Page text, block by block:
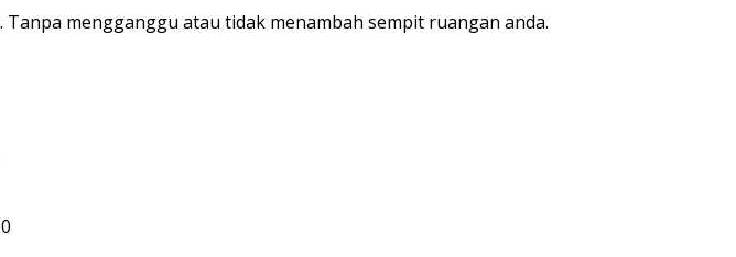
Tanpa mengganggu atau tidak menambah sempit ruangan anda.